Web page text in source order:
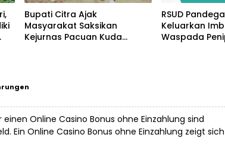
Bupati Citra Ajak
Masyarakat Saksikan
Kejurnas Pacuan Kuda
RSUD
Keluarkan
Waspada
Online Casino Bonus ohne Einzahlung sind
Ein Online Casino Bonus ohne Einzahlung zeigt